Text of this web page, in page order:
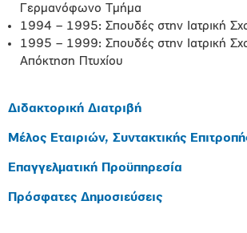
Γερμανόφωνο Τμήμα
1994 – 1995: Σπουδές στην Ιατρική
1995 – 1999: Σπουδές στην Ιατρική
Απόκτηση Πτυχίου
Διδακτορική Διατριβή
Μέλος Εταιριών, Συντακτικής
Επαγγελματική Προϋπηρεσία
Πρόσφατες Δημοσιεύσεις